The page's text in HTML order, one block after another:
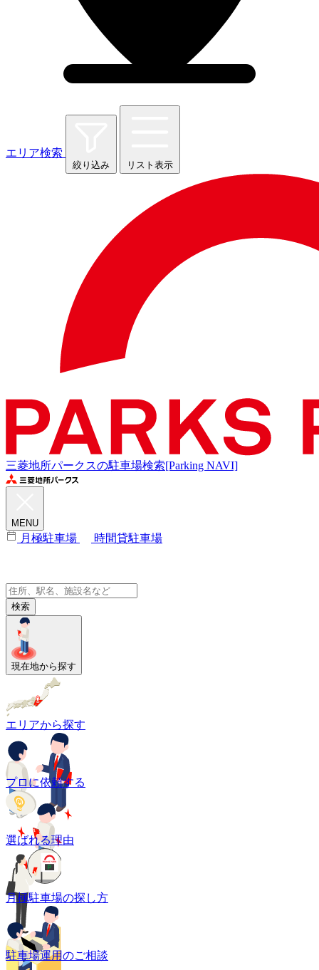
エリア検索
絞り込み リスト表示
三菱地所パークスの駐車場検索[Parking NAVI]
MENU
月極駐車場 時間貸駐車場
検索
現在地から探す
エリアから探す
プロに依頼する
選ばれる理由
月極駐車場の探し方
駐車場運用のご相談